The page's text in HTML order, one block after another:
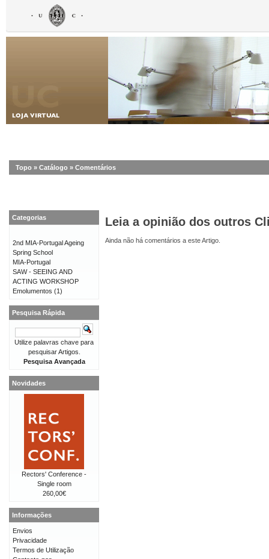
Topo » Catálogo » Comentários
Leia a opinião dos outros
Ainda não há comentários a este Artigo.
Categorias
2nd MIA-Portugal Ageing
Spring School
MIA-Portugal
SAW - SEEING AND
ACTING WORKSHOP
Emolumentos (1)
Pesquisa Rápida
Utilize palavras chave para
pesquisar Artigos.
Pesquisa Avançada
Novidades
Rectors' Conference -
Single room
260,00€
Informações
Envios
Privacidade
Termos de Utilização